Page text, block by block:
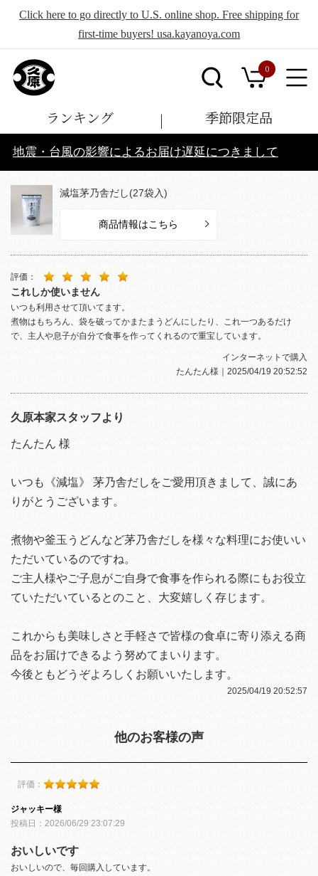
Click here to go directly to U.S. online shop. Free shipping for
first-time buyers! usa.kayanoya.com
0
ランキング 季節限定品
地震・台風の影響によるお届け遅延につきまして
減塩茅乃舎だし(27袋入)
商品情報はこちら
評価：
これしか使いません
いつも利用させて頂いてます。
煮物はもちろん、袋を破ってかまたまうどんにしたり、これ一つあるだけ
で、主人や息子が自分で食事を作ってくれるので重宝しています。
インターネットで購入
たんたん様 ｜2025/04/19 20:52:52
久原本家スタッフより
たんたん 様
いつも《減塩》 茅乃舎だしをご愛用頂きまして、誠にあ
りがとうございます。
煮物や釜玉うどんなど茅乃舎だしを様々な料理にお使いい
ただいているのですね。
ご主人様やご子息がご自身で食事を作られる際にもお役立
ていただいているとのこと、大変嬉しく存じます。
これからも美味しさと手軽さで皆様の食卓に寄り添える商
品をお届けできるよう努めてまいります。
今後ともどうぞよろしくお願いいたします。
2025/04/19 20:52:57
他のお客様の声
評価：
ジャッキー様
投稿日：2026/06/29 23:07:29
おいしいです
おいしいので、毎回購入しています。